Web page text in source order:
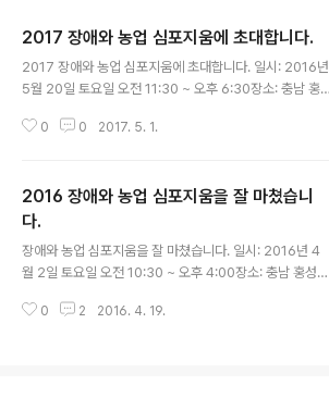
2017 장애와 농업 심포지움에 초대합니다.
2017 장애와 농업 심포지움에 초대합니다. 일시: 2016년
5월 20일 토요일 오전 11:30 ~ 오후 6:30장소: 충남 홍
개최합니다. 교사, 치료사, 농부, 부모, 연구자, 활동가들이
로 없고요, 자발적으로 참여해서, 적극적으로 이야기를 나
누는 여러분이 바로 장애와 농업 심포지움의 주인공입니
다. 심포지움이란 말이 원래 그리스어의 심포시아(sympo
sia: 함께 술을 마시는 것)에서 왔다고 하지요. 무겁게 생각
주시길 바랍니다. + 참가신청과 문의1. 구글폼 참가신청서
0 0 2017. 5. 1.
2016 장애와 농업 심포지움을 잘 마쳤습니
다.
장애와 농업 심포지움을 잘 마쳤습니다. 일시: 2016년 4
월 2일 토요일 오전 10:30 ~ 오후 4:00장소: 충남 홍성군
목포, 군산, 과천, 공주에서 일부러 홍동까지 찾아와 이야기
0 2 2016. 4. 19.